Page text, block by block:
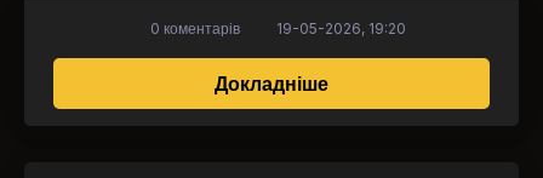
Докладнішепро Ідея біткоїн-
0 коментарів 19-05-2026, 19:20